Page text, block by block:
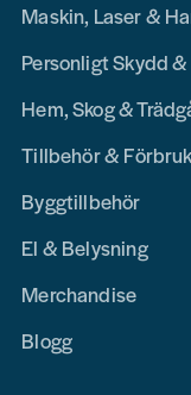
Maskin, Laser &
Personligt Skydd
Hem, Skog &
Tillbehör &
Byggtillbehör
El & Belysning
Merchandise
Blogg